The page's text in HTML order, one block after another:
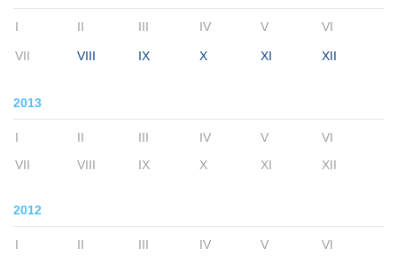
I II III IV V VI
VII VIII IX X XI XII
2013
I II III IV V
VI
VII
VIII IX X XI XII
2012
I II III IV V
VI